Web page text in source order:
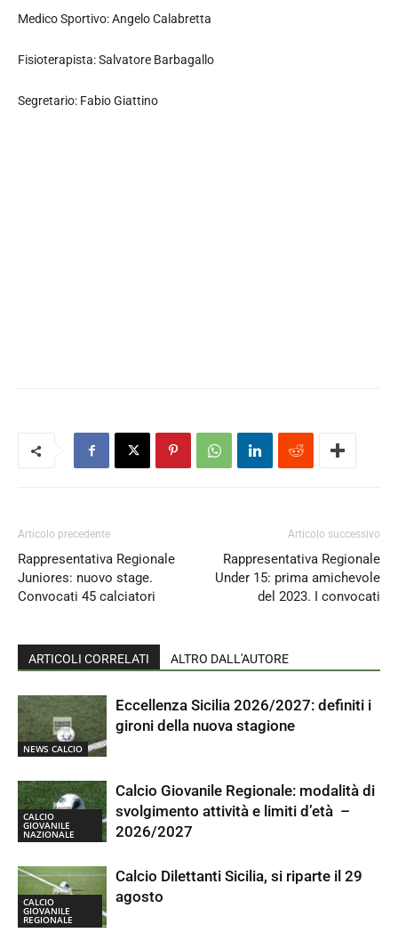
Medico Sportivo: Angelo Calabretta
Fisioterapista: Salvatore Barbagallo
Segretario: Fabio Giattino
Articolo precedente
Rappresentativa Regionale
Juniores: nuovo stage.
Convocati 45 calciatori
Articolo successivo
Rappresentativa Regionale
Under 15: prima amichevole
del 2023. I convocati
ARTICOLI CORRELATI ALTRO DALL'AUTORE
NEWS CALCIO
Eccellenza Sicilia 2026/2027: definiti i
gironi della nuova stagione
CALCIO
GIOVANILE
NAZIONALE
Calcio Giovanile Regionale: modalità di
svolgimento attività e limiti d’età –
2026/2027
CALCIO
GIOVANILE
REGIONALE
Calcio Dilettanti Sicilia, si riparte il 29
agosto